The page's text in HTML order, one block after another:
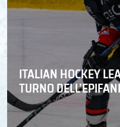
ITALIAN HOCKEY
TURNO